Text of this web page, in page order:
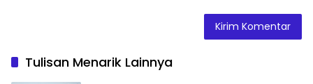
Tulisan Menarik Lainnya